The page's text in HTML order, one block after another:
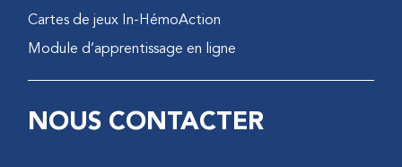
Cartes de jeux In-HémoAction
Module d’apprentissage en ligne
NOUS CONTACTER